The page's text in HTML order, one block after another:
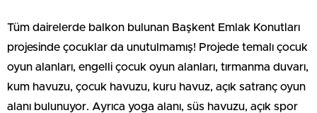
Tüm dairelerde balkon bulunan Başkent Emlak Konutları
projesinde çocuklar da unutulmamış! Projede temalı çocuk
oyun alanları, engelli çocuk oyun alanları, tırmanma duvarı,
kum havuzu, çocuk havuzu, kuru havuz, açık satranç oyun
alanı bulunuyor. Ayrıca yoga alanı, süs havuzu, açık spor